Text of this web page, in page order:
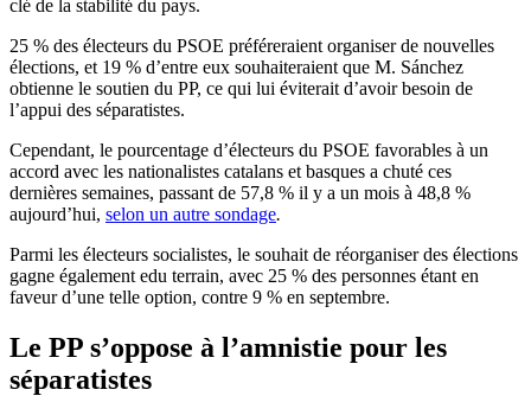
clé de la stabilité du pays.
25 % des électeurs du PSOE préféreraient organiser de nouvelles
élections, et 19 % d’entre eux souhaiteraient que M. Sánchez
obtienne le soutien du PP, ce qui lui éviterait d’avoir besoin de
l’appui des séparatistes.
Cependant, le pourcentage d’électeurs du PSOE favorables à un
accord avec les nationalistes catalans et basques a chuté ces
dernières semaines, passant de 57,8 % il y a un mois à 48,8 %
aujourd’hui, selon un autre sondage.
Parmi les électeurs socialistes, le souhait de réorganiser des élections
gagne également edu terrain, avec 25 % des personnes étant en
faveur d’une telle option, contre 9 % en septembre.
Le PP s’oppose à l’amnistie pour les
séparatistes